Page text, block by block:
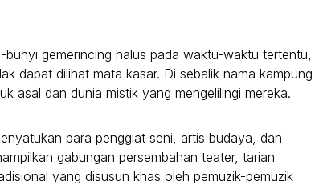
gemerincing halus pada waktu-waktu tertentu,
dapat dilihat mata kasar. Di sebalik nama
asal dan dunia mistik yang mengelilingi mereka.
para penggiat seni, artis budaya, dan
gabungan persembahan teater, tarian
yang disusun khas oleh pemuzik-pemuzik